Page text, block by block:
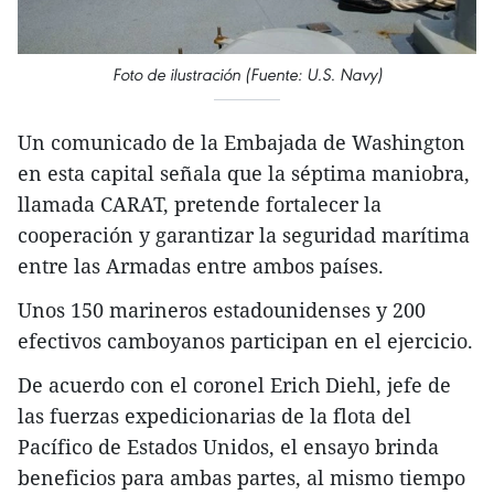
Foto de ilustración (Fuente: U.S. Navy)
Un comunicado de la Embajada de Washington
en esta capital señala que la séptima maniobra,
llamada CARAT, pretende fortalecer la
cooperación y garantizar la seguridad marítima
entre las Armadas entre ambos países.
Unos 150 marineros estadounidenses y 200
efectivos camboyanos participan en el ejercicio.
De acuerdo con el coronel Erich Diehl, jefe de
las fuerzas expedicionarias de la flota del
Pacífico de Estados Unidos, el ensayo brinda
beneficios para ambas partes, al mismo tiempo